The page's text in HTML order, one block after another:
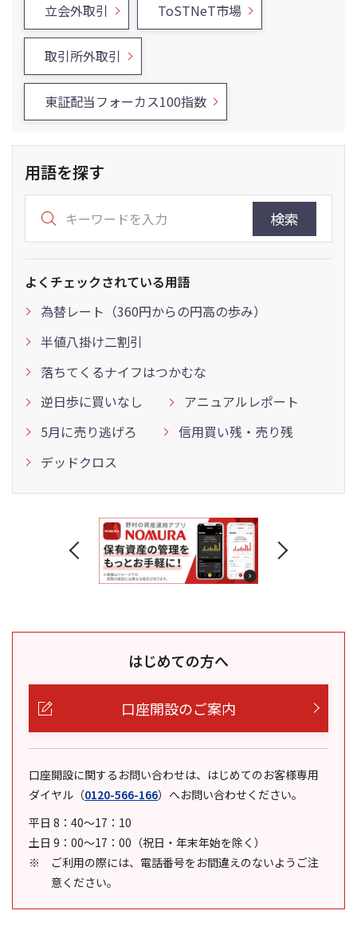
立会外取引 ToSTNeT市場
取引所外取引
東証配当フォーカス100指数
用語を探す
検索
よくチェックされている用語
為替レート（360円からの円高の歩み）
半値八掛け二割引
落ちてくるナイフはつかむな
逆日歩に買いなし
アニュアルレポート
5月に売り逃げろ
信用買い残・売り残
デッドクロス
はじめての方へ
口座開設のご案内
口座開設に関するお問い合わせは、はじめてのお客様専用
ダイヤル （0120-566-166） へお問い合わせください。
平日 8：40～17：10
土日 9：00～17：00（祝日・年末年始を除く）
ご利用の際には、電話番号をお間違えのないようご注
意ください。